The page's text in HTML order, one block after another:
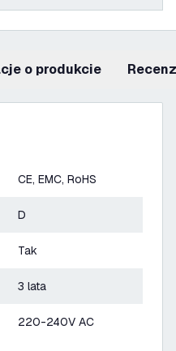
o produkcie
CE, EMC, RoHS
D
Tak
3 lata
220-240V AC